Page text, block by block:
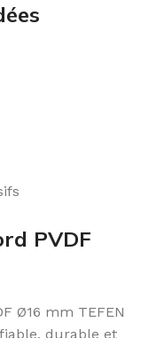
PVDF
Ø16 mm TEFEN
durable et